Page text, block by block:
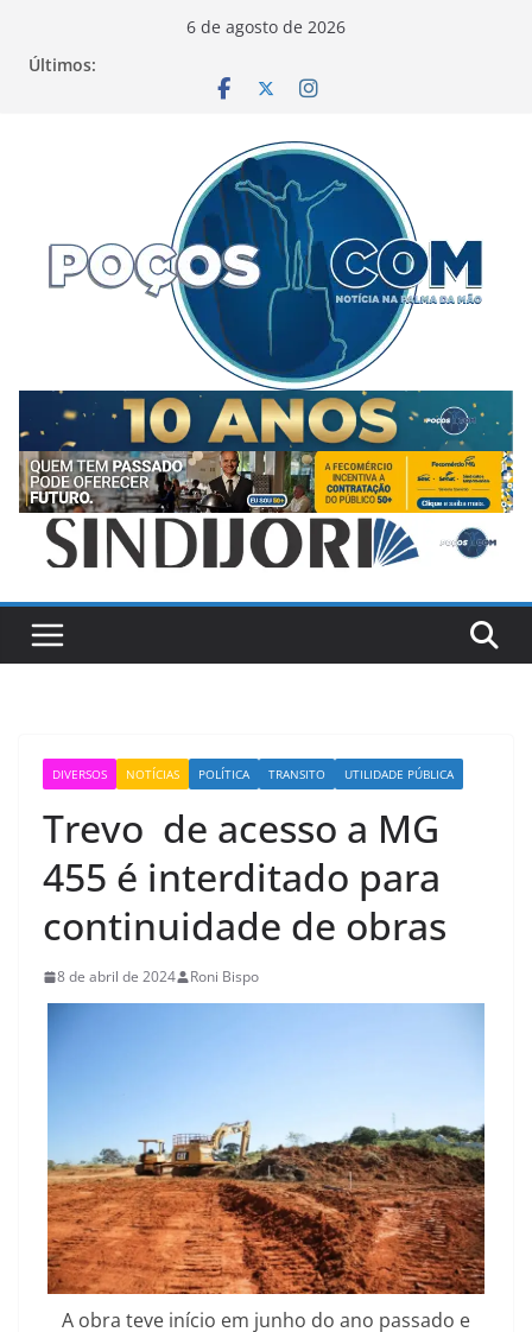
6 de agosto de 2026
Últimos:
DIVERSOS NOTÍCIAS POLÍTICA TRANSITO UTILIDADE PÚBLICA
Trevo de acesso a MG
455 é interditado para
continuidade de obras
8 de abril de 2024 Roni Bispo
A obra teve início em junho do ano passado e